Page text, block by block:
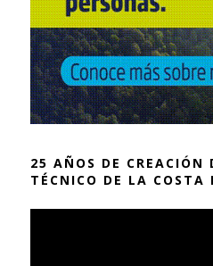
25 AÑOS DE CREACIÓN
TÉCNICO DE LA COSTA